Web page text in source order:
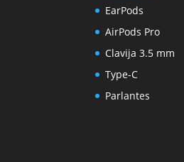
EarPods
AirPods Pro
Clavija 3.5 mm
Type-C
Parlantes